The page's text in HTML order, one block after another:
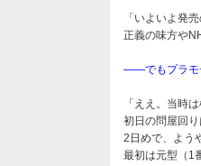
「いよいよ発
正義の味方や
――でもプラモ
「ええ。当時
初日の問屋回
2日めで、よう
最初は元型（1